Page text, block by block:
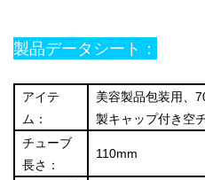
製品データシート：
アイテ
ム：
美容製品包装用、
製キャップ付き空
チューブ
長さ：
110mm